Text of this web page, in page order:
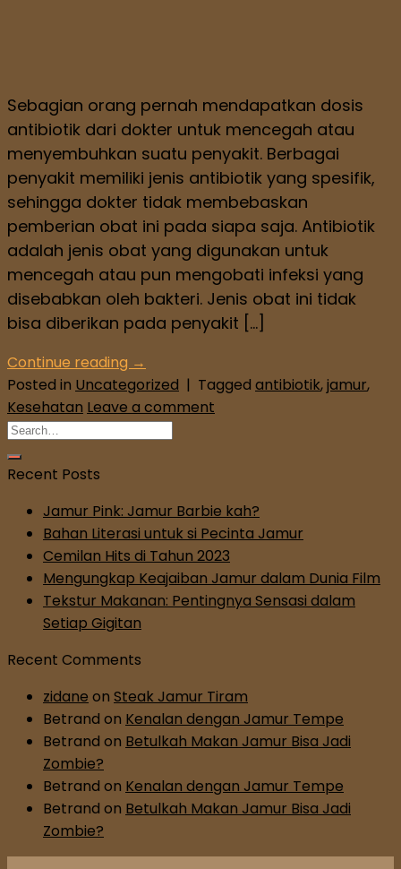
Sebagian orang pernah mendapatkan dosis
antibiotik dari dokter untuk mencegah atau
menyembuhkan suatu penyakit. Berbagai
penyakit memiliki jenis antibiotik yang spesifik,
sehingga dokter tidak membebaskan
pemberian obat ini pada siapa saja. Antibiotik
adalah jenis obat yang digunakan untuk
mencegah atau pun mengobati infeksi yang
disebabkan oleh bakteri. Jenis obat ini tidak
bisa diberikan pada penyakit […]
Continue reading →
Posted in Uncategorized | Tagged antibiotik,jamur,
Kesehatan Leave a comment
Recent Posts
Jamur Pink: Jamur Barbie kah?
Bahan Literasi untuk si Pecinta Jamur
Cemilan Hits di Tahun 2023
Mengungkap Keajaiban Jamur dalam Dunia Film
Tekstur Makanan: Pentingnya Sensasi dalam
Setiap Gigitan
Recent Comments
zidane on Steak Jamur Tiram
Betrand on Kenalan dengan Jamur Tempe
Betrand on Betulkah Makan Jamur Bisa Jadi
Zombie?
Betrand on Kenalan dengan Jamur Tempe
Betrand on Betulkah Makan Jamur Bisa Jadi
Zombie?